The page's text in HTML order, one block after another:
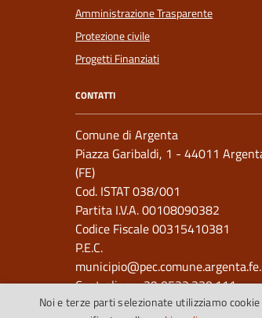
Amministrazione Trasparente
Protezione civile
Progetti Finanziati
CONTATTI
Comune di Argenta
Piazza Garibaldi, 1 - 44011
(FE)
Cod. ISTAT 038/001
Partita I.V.A. 00108090382
Codice Fiscale 00315410381
P.E.C.
Centralino: +39 0532.330.111
Noi e terze parti selezionate utilizziamo